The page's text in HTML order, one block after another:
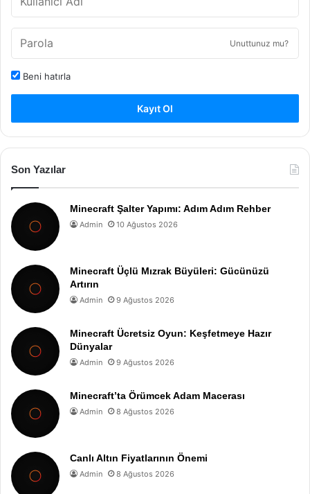
Unuttunuz mu?
Beni hatırla
Kayıt Ol
Son Yazılar
Minecraft Şalter Yapımı: Adım Adım Rehber
Admin 10 Ağustos 2026
Minecraft Üçlü Mızrak Büyüleri: Gücünüzü
Artırın
Admin 9 Ağustos 2026
Minecraft Ücretsiz Oyun: Keşfetmeye Hazır
Dünyalar
Admin 9 Ağustos 2026
Minecraft’ta Örümcek Adam Macerası
Admin 8 Ağustos 2026
Canlı Altın Fiyatlarının Önemi
Admin 8 Ağustos 2026